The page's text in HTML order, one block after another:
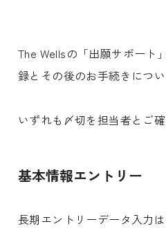
The Wellsの「出願サポート
録とその後のお手続きにつ
いずれも〆切を担当者とご確
基本情報エントリー
長期エントリーデータ入力